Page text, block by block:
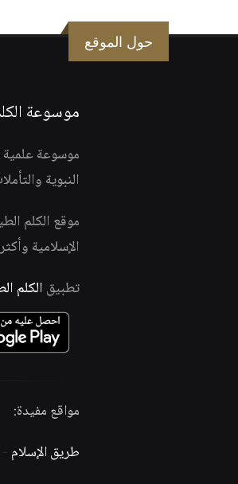
حول الموقع
موسوعة
موسوعة علمية
النبوية
موقع الكلم
الإسلامية
تطبيقالكلم
مواقع مفيدة:
طريق الإسلام